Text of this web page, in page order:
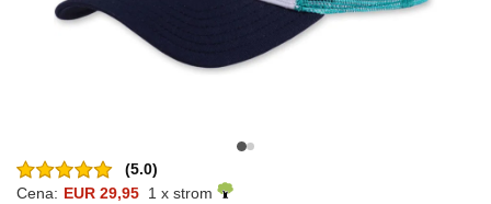
(5.0)
Cena: EUR 29,95 1 x strom